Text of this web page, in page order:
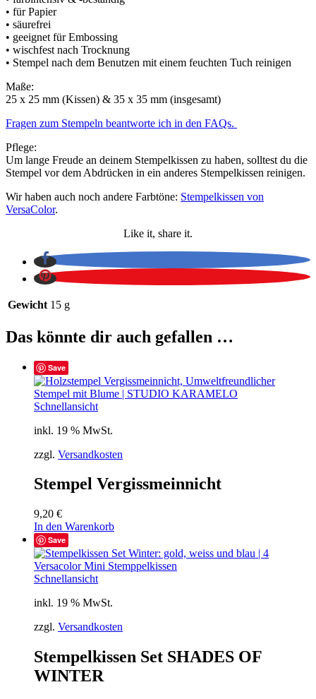
• für Papier
• säurefrei
• geeignet für Embossing
• wischfest nach Trocknung
• Stempel nach dem Benutzen mit einem feuchten Tuch reinigen
Maße:
25 x 25 mm (Kissen) & 35 x 35 mm (insgesamt)
Fragen zum Stempeln beantworte ich in den FAQs.
Pflege:
Um lange Freude an deinem Stempelkissen zu haben, solltest du die
Stempel vor dem Abdrücken in ein anderes Stempelkissen reinigen.
Wir haben auch noch andere Farbtöne: Stempelkissen von
VersaColor.
Like it, share it.
Gewicht 15 g
Das könnte dir auch gefallen …
Save
Schnellansicht
inkl. 19 % MwSt.
zzgl. Versandkosten
Stempel Vergissmeinnicht
9,20 €
In den Warenkorb
Save
Schnellansicht
inkl. 19 % MwSt.
zzgl. Versandkosten
Stempelkissen Set SHADES OF
WINTER